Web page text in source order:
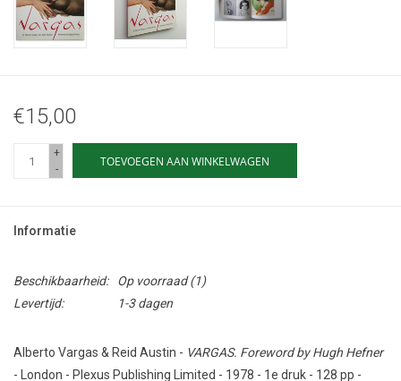
€15,00
+
-
TOEVOEGEN AAN WINKELWAGEN
Informatie
Beschikbaarheid: Op voorraad(1)
Levertijd:
1-3 dagen
Alberto Vargas & Reid Austin - VARGAS. Foreword by Hugh Hefner
- London - Plexus Publishing Limited - 1978 - 1e druk - 128 pp -